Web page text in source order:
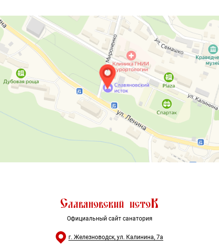
Официальный сайт санатория
г. Железноводск, ул. Калинина, 7а